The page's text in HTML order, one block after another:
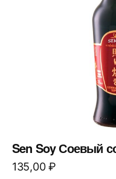
Sen Soy Соевый
135,00₽